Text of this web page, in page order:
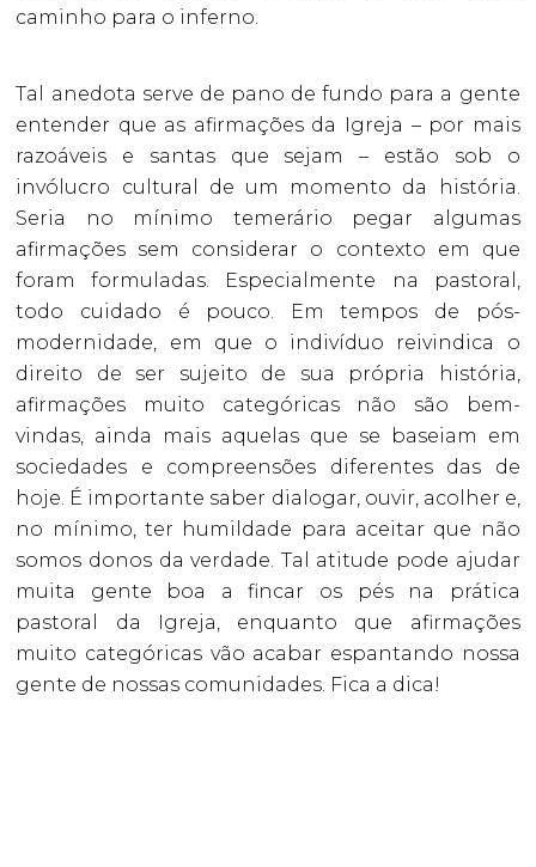
caminho para o inferno.
Tal anedota serve de pano de fundo para a gente
entender que as afirmações da Igreja – por mais
razoáveis e santas que sejam – estão sob o
invólucro cultural de um momento da história.
Seria no mínimo temerário pegar algumas
afirmações sem considerar o contexto em que
foram formuladas. Especialmente na pastoral,
todo cuidado é pouco. Em tempos de pós-
modernidade, em que o indivíduo reivindica o
direito de ser sujeito de sua própria história,
afirmações muito categóricas não são bem-
vindas, ainda mais aquelas que se baseiam em
sociedades e compreensões diferentes das de
hoje. É importante saber dialogar, ouvir, acolher e,
no mínimo, ter humildade para aceitar que não
somos donos da verdade. Tal atitude pode ajudar
muita gente boa a fincar os pés na prática
pastoral da Igreja, enquanto que afirmações
muito categóricas vão acabar espantando nossa
gente de nossas comunidades. Fica a dica!